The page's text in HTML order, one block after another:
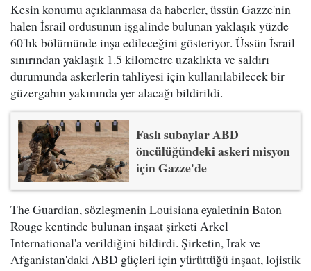
Kesin konumu açıklanmasa da haberler, üssün Gazze'nin
halen İsrail ordusunun işgalinde bulunan yaklaşık yüzde
60'lık bölümünde inşa edileceğini gösteriyor. Üssün İsrail
sınırından yaklaşık 1.5 kilometre uzaklıkta ve saldırı
durumunda askerlerin tahliyesi için kullanılabilecek bir
güzergahın yakınında yer alacağı bildirildi.
Faslı subaylar ABD
öncülüğündeki askeri misyon
için Gazze'de
The Guardian, sözleşmenin Louisiana eyaletinin Baton
Rouge kentinde bulunan inşaat şirketi Arkel
International'a verildiğini bildirdi. Şirketin, Irak ve
Afganistan'daki ABD güçleri için yürüttüğü inşaat, lojistik